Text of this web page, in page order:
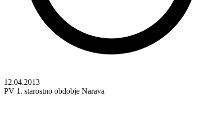
12.04.2013
PV 1. starostno obdobje Narava